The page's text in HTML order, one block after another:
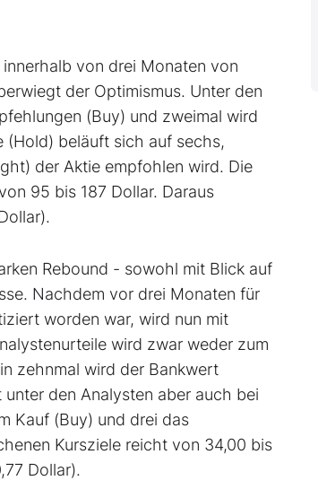
von drei Monaten von
der Optimismus. Unter den
(Buy) und zweimal wird
(Hold) beläuft sich auf sechs,
der Aktie empfohlen wird. Die
95 bis 187 Dollar. Daraus
Rebound - sowohl mit Blick auf
Nachdem vor drei Monaten für
worden war, wird nun mit
wird zwar weder zum
zehnmal wird der Bankwert
den Analysten aber auch bei
Kauf (Buy) und drei das
Kursziele reicht von 34,00 bis
Dollar).